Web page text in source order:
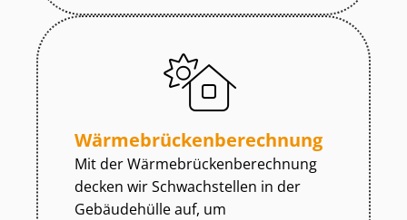
Wär­me­brü­cken­be­rech­nung
Mit der Wär­me­brü­cken­be­rech­nung
decken wir Schwachstellen in der
Gebäudehülle auf, um